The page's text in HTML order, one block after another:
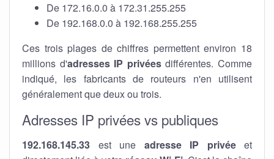
De 172.16.0.0 à 172.31.255.255
De 192.168.0.0 à 192.168.255.255
Ces trois plages de chiffres permettent environ 18
millions d'adresses IP privéesdifférentes. Comme
indiqué, les fabricants de routeurs n'en utilisent
généralement que deux ou trois.
Adresses IP privées vs publiques
192.168.145.33 est une adresse IP privéeet